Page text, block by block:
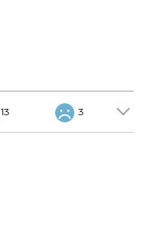
13 3